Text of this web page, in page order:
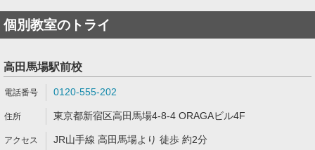
個別教室のトライ
高田馬場駅前校
0120-555-202
東京都新宿区高田馬場4-8-4 ORAGAビル4F
JR山手線 高田馬場より 徒歩 約2分